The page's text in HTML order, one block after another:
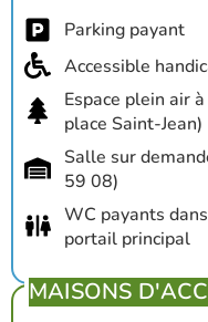
Parking payant
Accessible
Espace plein air
place Saint-Jean)
Salle sur
59 08)
WC payants
portail principal
MAISONS